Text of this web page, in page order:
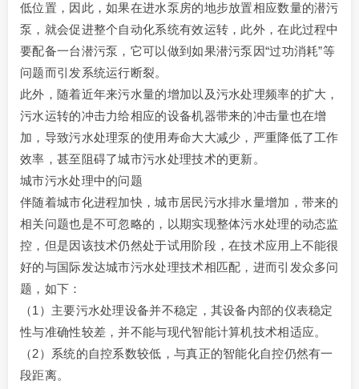
低位置，因此，如果在进水泵房的地步放置相应数量的潜污
泵，就会促进整个自动化系统有效运转，此外，在此过程中
要配备一台潜污泵，它可以做到如果潜污泵因“过功消耗”等
问题而引发系统运行断裂。
此外，随着近年来污水量的增加以及污水处理频率的扩大，
污水运转的冲击力给相应的设备机器带来的冲击量也在增
加，导致污水处理泵的使用寿命大大减少，严重降低了工作
效率，甚至阻碍了城市污水处理技术的更新。
城市污水处理中的问题
伴随着城市化进程加快，城市居民污水排水量增加，带来的
相关问题也是不可忽略的，以期实现整体污水处理的动态监
控，但是因该技术仍然处于试用阶段，在技术应用上不能很
好的与国际发达城市污水处理技术相匹配，进而引发众多问
题，如下：
（1）主要污水处理设备并不稳定，其设备内部的仪表稳定
性与准确性较差，并不能与现代智能计算机技术相适应。
（2）系统的自控系数较低，与真正的智能化自控仍然有一
段距离。